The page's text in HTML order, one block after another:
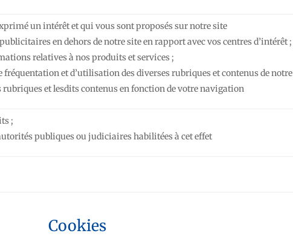
un intérêt et qui vous sont proposés sur notre site
en dehors de notre site en rapport avec vos centres d’intérêt ;
relatives à nos produits et services ;
et d’utilisation des diverses rubriques et contenus de notre
et lesdits contenus en fonction de votre navigation
;
publiques ou judiciaires habilitées à cet effet
Cookies